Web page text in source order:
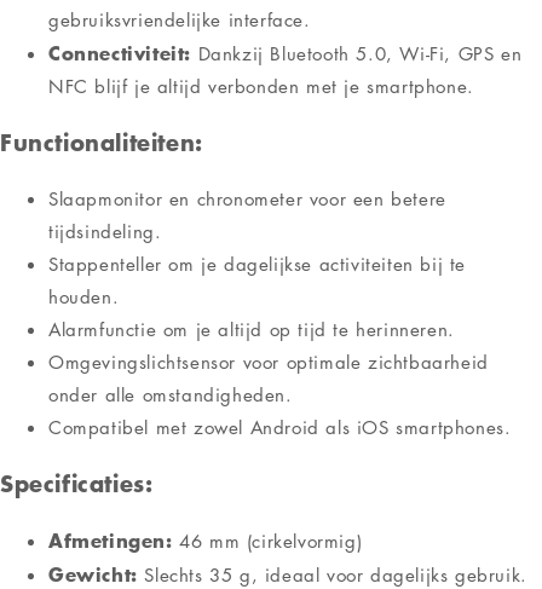
gebruiksvriendelijke interface.
Connectiviteit: Dankzij Bluetooth 5.0, Wi-Fi, GPS en
NFC blijf je altijd verbonden met je smartphone.
Functionaliteiten:
Slaapmonitor en chronometer voor een betere
tijdsindeling.
Stappenteller om je dagelijkse activiteiten bij te
houden.
Alarmfunctie om je altijd op tijd te herinneren.
Omgevingslichtsensor voor optimale zichtbaarheid
onder alle omstandigheden.
Compatibel met zowel Android als iOS smartphones.
Specificaties:
Afmetingen: 46 mm (cirkelvormig)
Gewicht: Slechts 35 g, ideaal voor dagelijks gebruik.